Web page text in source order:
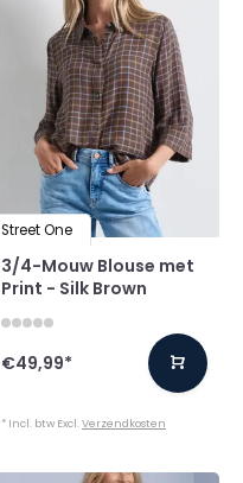
Street One
3/4-Mouw Blouse met
Print - Silk Brown
€49,99*
* Incl. btw Excl.Verzendkosten